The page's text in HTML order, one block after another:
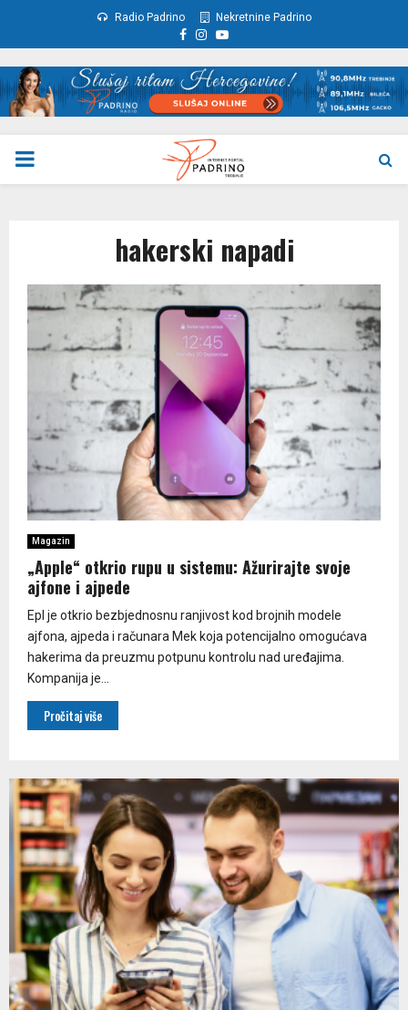
Radio Padrino Nekretnine Padrino
Facebook
Instagram
Youtube
PRIMARY
hakerski napadi
Magazin
„Apple“ otkrio rupu u sistemu: Ažurirajte svoje
ajfone i ajpede
Epl je otkrio bezbjednosnu ranjivost kod brojnih modele
ajfona, ajpeda i računara Mek koja potencijalno omogućava
hakerima da preuzmu potpunu kontrolu nad uređajima.
Kompanija je...
Pročitaj više